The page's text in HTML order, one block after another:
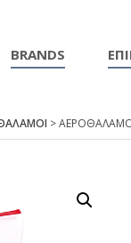
BRANDS
>